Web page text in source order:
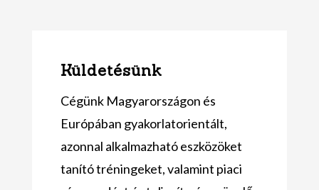
Küldetésünk
Cégünk Magyarországon és
Európában gyakorlatorientált,
azonnal alkalmazható eszközöket
tanító tréningeket, valamint piaci